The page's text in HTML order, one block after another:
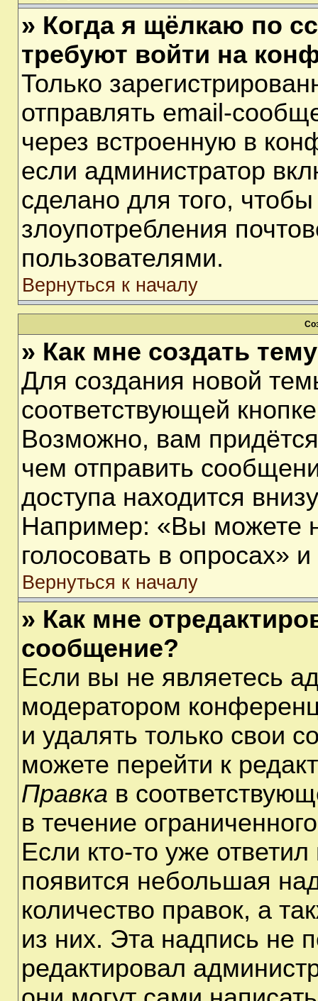
» Когда я щёлкаю по
требуют войти на
Только
отправлять email-
через встроенную в
если администратор
сделано для того,
злоупотребления
пользователями.
Вернуться к началу
» Как мне создать
Для создания новой
соответствующей
Возможно, вам
чем отправить
доступа находится
Например: «Вы можете
голосовать в опросах» и
Вернуться к началу
» Как мне
сообщение?
Если вы не являетесь
модератором
и удалять только свои
можете перейти к
Правка в
в течение
Если кто-то уже
появится небольшая
количество правок, а
из них. Эта надпись не
редактировал